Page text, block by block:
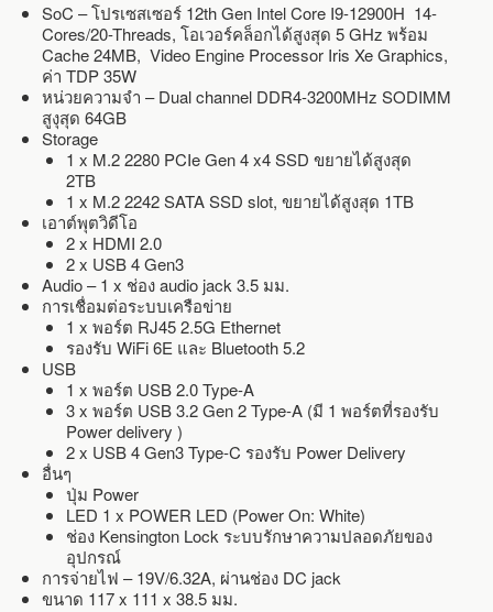
SoC – โปรเซสเซอร์ 12th Gen Intel Core I9-12900H 14-
Cores/20-Threads, โอเวอร์คล็อกได้สูงสุด 5 GHz พร้อม
Cache 24MB, Video Engine Processor Iris Xe Graphics,
ค่า TDP 35W
หน่วยความจำ – Dual channel DDR4-3200MHz SODIMM
สูงุสุด 64GB
Storage
1 x M.2 2280 PCIe Gen 4 x4 SSD ขยายได้สูงสุด
2TB
1 x M.2 2242 SATA SSD slot, ขยายได้สูงสุด 1TB
เอาต์พุตวิดีโอ
2 x HDMI 2.0
2 x USB 4 Gen3
Audio – 1 x ช่อง audio jack 3.5 มม.
การเชื่อมต่อระบบเครือข่าย
1 x พอร์ต RJ45 2.5G Ethernet
รองรับ WiFi 6E และ Bluetooth 5.2
USB
1 x พอร์ต USB 2.0 Type-A
3 x พอร์ต USB 3.2 Gen 2 Type-A (มี 1 พอร์ตที่รองรับ
Power delivery )
2 x USB 4 Gen3 Type-C รองรับ Power Delivery
อื่นๆ
ปุ่ม Power
LED 1 x POWER LED (Power On: White)
ช่อง Kensington Lock ระบบรักษาความปลอดภัยของ
อุปกรณ์
การจ่ายไฟ – 19V/6.32A, ผ่านช่อง DC jack
ขนาด 117 x 111 x 38.5 มม.